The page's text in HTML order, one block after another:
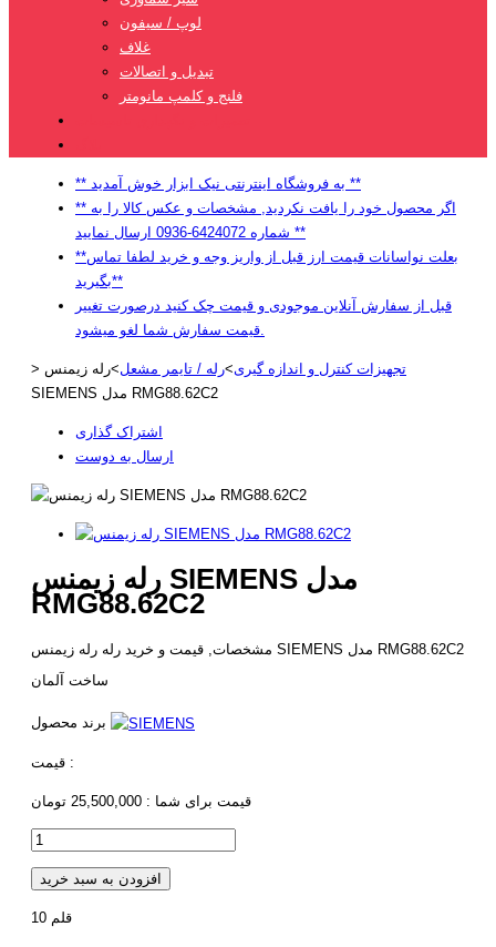
لوپ / سیفون
غلاف
تبدیل و اتصالات
فلنج و کلمپ مانومتر
** به فروشگاه اینترنتی نیک ابزار خوش آمدید **
** اگر محصول خود را یافت نکردید, مشخصات و عکس کالا را به
شماره 6424072-0936 ارسال نمایید **
**بعلت نواسانات قیمت ارز قبل از واریز وجه و خرید لطفا تماس
بگیرید**
قبل از سفارش آنلاین موجودی و قیمت چک کنید درصورت تغییر
قیمت سفارش شما لغو میشود.
> تجهیزات کنترل و اندازه گیری>رله / تایمر مشعل>رله زیمنس
SIEMENS مدل RMG88.62C2
اشتراک گذاری
ارسال به دوست
رله زیمنس SIEMENS مدل
RMG88.62C2
مشخصات, قیمت و خرید رله رله زیمنس SIEMENS مدل RMG88.62C2
ساخت آلمان
قیمت :
قیمت برای شما : 25,500,000 تومان
افزودن به سبد خرید
10 قلم